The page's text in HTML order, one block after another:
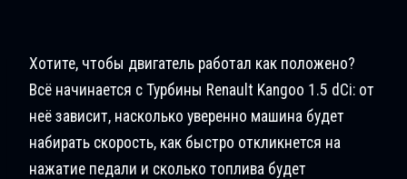
Хотите, чтобы двигатель работал как положено?
Всё начинается с Турбины Renault Kangoo 1.5 dCi: от
неё зависит, насколько уверенно машина будет
набирать скорость, как быстро откликнется на
нажатие педали и сколько топлива будет